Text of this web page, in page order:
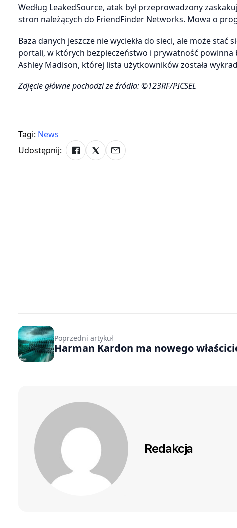
Według LeakedSource, atak był przeprowadzony
stron należących do FriendFinder Networks. Mowa o
Baza danych jeszcze nie wyciekła do sieci, ale może
portali, w których bezpieczeństwo i prywatność
Ashley Madison, której lista użytkowników została
Zdjęcie główne pochodzi ze źródła: ©123RF/PICSEL
Tagi: News
Udostępnij:
Poprzedni artykuł
Harman Kardon ma nowego
Redakcja